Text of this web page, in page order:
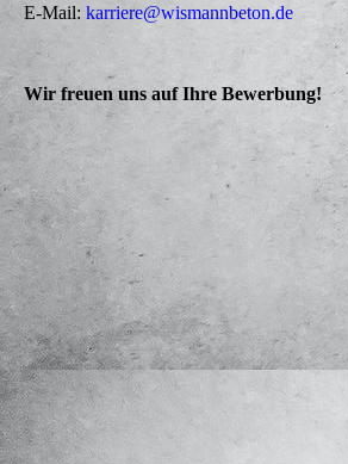
E-Mail: karriere@wismannbeton.de
Wir freuen uns auf Ihre Bewerbung!